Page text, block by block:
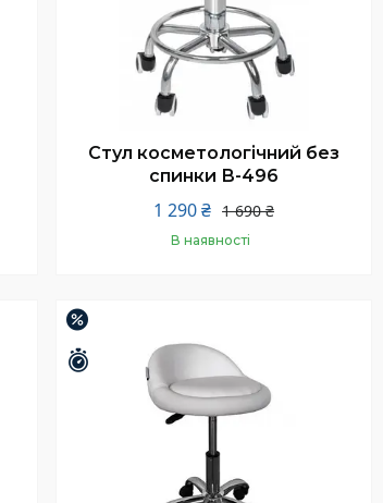
Стул косметологічний без
спинки В-496
1 690 ₴
1 290 ₴
В наявності
Залишилось 25 днів